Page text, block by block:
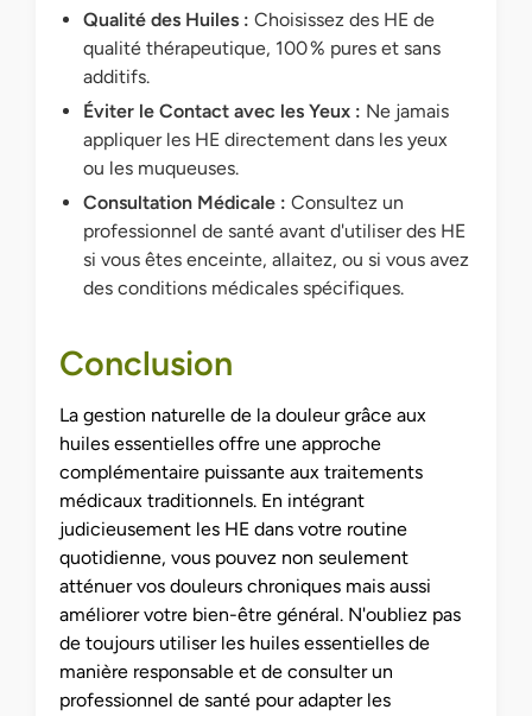
Qualité des Huiles : Choisissez des HE de
qualité thérapeutique, 100 % pures et sans
additifs.
Éviter le Contact avec les Yeux : Ne jamais
appliquer les HE directement dans les yeux
ou les muqueuses.
Consultation Médicale : Consultez un
professionnel de santé avant d'utiliser des HE
si vous êtes enceinte, allaitez, ou si vous avez
des conditions médicales spécifiques.
Conclusion
La gestion naturelle de la douleur grâce aux
huiles essentielles offre une approche
complémentaire puissante aux traitements
médicaux traditionnels. En intégrant
judicieusement les HE dans votre routine
quotidienne, vous pouvez non seulement
atténuer vos douleurs chroniques mais aussi
améliorer votre bien-être général. N'oubliez pas
de toujours utiliser les huiles essentielles de
manière responsable et de consulter un
professionnel de santé pour adapter les